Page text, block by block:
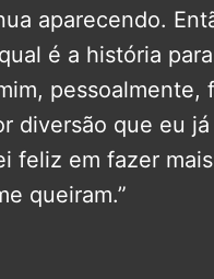
aparecendo.
é a história
pessoalmente,
diversão que eu
feliz em fazer
queiram.”